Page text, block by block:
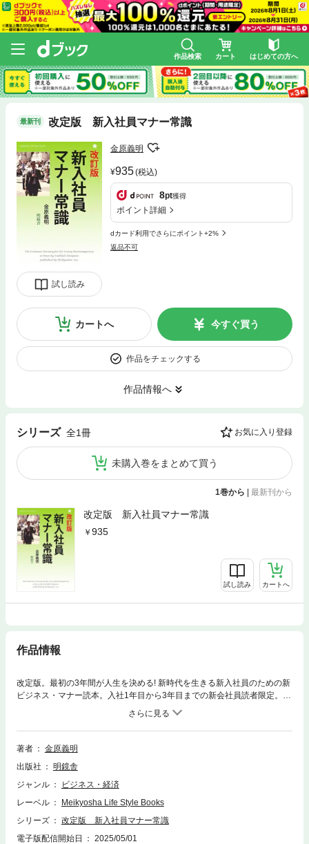
作品検索 カート はじめての方へ
最新刊 改定版 新入社員マナー常識
試し読み
金原義明
935(税込)
8pt獲得
ポイント詳細
dカード利用でさらにポイント+2%
返品不可
カートへ 今すぐ買う
作品をチェックする
作品情報へ
シリーズ 全1冊 お気に入り登録
未購入巻をまとめて買う
1巻から | 最新刊から
改定版 新入社員マナー常識
935
試し読み カートへ
作品情報
改定版。最初の3年間が人生を決める! 新時代を生きる新入社員のための新
ビジネス・マナー読本。入社1年目から3年目までの新会社員読者限定。服
装、身だしなみ、名刺の渡し方、電話のとり方、お茶・コーヒーのいれ方
から、いやな同僚・上司とのつきあい方、酒席のこなし方、社内恋愛の注
意事項、そして給与明細の裏側、退職・転職のポイントまで、理屈でな
く、経験に基づいた常識を、実話エピソードを豊富に交えながら具体的に
方法、職場会話のタブー、ビジネス文書の作り方などなど、ワンポイン
ト・アドバイスも充実。プラス付録「あなたが悩んだときのために」。こ
る。
著者
金原義明
出版社
明鏡舎
ジャンル
ビジネス・経済
レーベル
Meikyosha Life Style Books
シリーズ
改定版 新入社員マナー常識
電子版配信開始日
2025/05/01